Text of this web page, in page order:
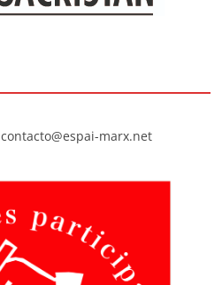
contacto@espai-marx.net